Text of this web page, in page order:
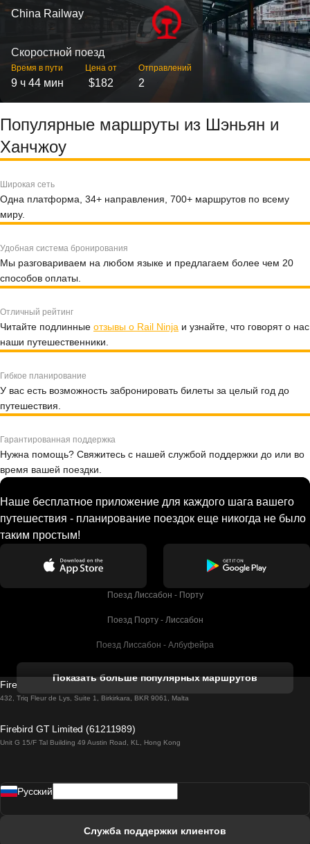
China Railway
Скоростной поезд
Время в пути
9 ч 44 мин
Цена от
$182
Отправлений
2
Популярные маршруты из Шэньян и
Ханчжоу
Широкая сеть
Одна платформа, 34+ направления, 700+ маршрутов по всему
миру.
Удобная система бронирования
Мы разговариваем на любом языке и предлагаем более чем 20
способов оплаты.
Отличный рейтинг
Читайте подлинные отзывы о Rail Ninja и узнайте, что говорят о нас
наши путешественники.
Гибкое планирование
У вас есть возможность забронировать билеты за целый год до
путешествия.
Гарантированная поддержка
Нужна помощь? Свяжитесь с нашей службой поддержки до или во
время вашей поездки.
Наше бесплатное приложение для каждого шага вашего
путешествия - планирование поездок еще никогда не было
таким простым!
Поезд Лиссабон - Порту
Поезд Порту - Лиссабон
Поезд Лиссабон - Албуфейра
Поезд Лиссабон - Лагос
Поезд Лиссабон - Мадрид
Показать больше популярных маршрутов
Firebird GT Limited (OC 1451)
432, Triq Fleur de Lys, Suite 1, Birkirkara, BKR 9061, Malta
Firebird GT Limited (61211989)
Unit G 15/F Tal Building 49 Austin Road, KL, Hong Kong
Pусский
Служба поддержки клиентов